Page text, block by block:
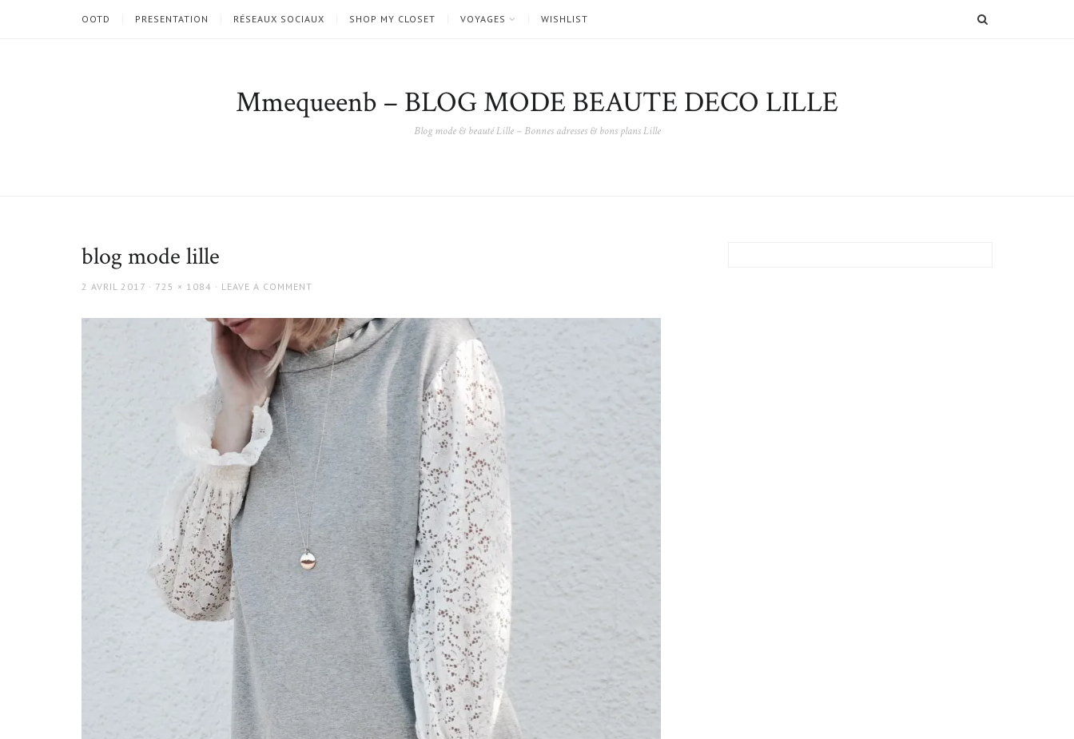
OOTD PRESENTATION RÉSEAUX SOCIAUX SHOP MY CLOSET VOYAGES WISHLIST
Mmequeenb – BLOG MODE BEAUTE DECO LILLE
Blog mode & beauté Lille – Bonnes adresses & bons plans Lille
blog mode lille
POSTED
2 AVRIL 2017
FULL
725 × 1084 LEAVE A COMMENT